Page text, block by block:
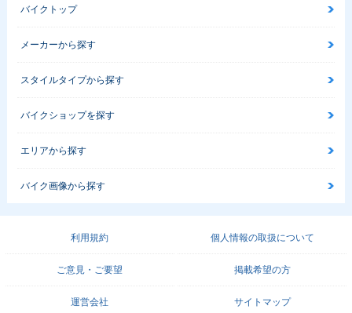
バイクトップ
メーカーから探す
スタイルタイプから探す
バイクショップを探す
エリアから探す
バイク画像から探す
利用規約 個人情報の取扱について
ご意見・ご要望 掲載希望の方
運営会社 サイトマップ